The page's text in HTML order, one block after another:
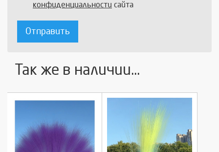
конфиденциальности сайта
Отправить
Так же в наличии...